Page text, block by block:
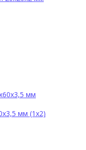
мм (1х2)